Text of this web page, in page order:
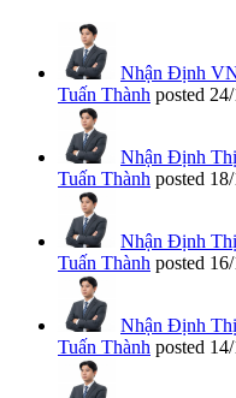
Nhận Định
Tuấn Thành posted
Nhận Định
Tuấn Thành posted
Nhận Định
Tuấn Thành posted
Nhận Định
Tuấn Thành posted